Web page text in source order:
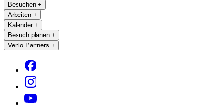
Besuchen +
Arbeiten +
Kalender +
Besuch planen +
Venlo Partners +